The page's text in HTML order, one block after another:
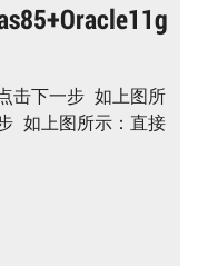
击下一步 如上图所
如上图所示：直接